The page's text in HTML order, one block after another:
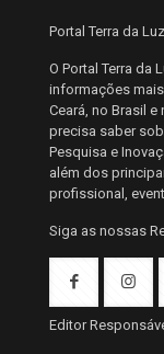
Portal Terra da Luz
O Portal Terra da
informações
Ceará, no Brasil
precisa saber
Pesquisa e
além dos
profissional,
Siga as nossas
Editor